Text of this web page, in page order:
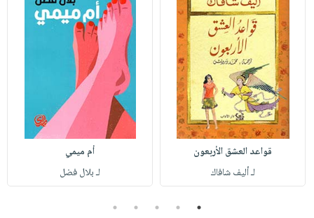
قواعد العشق الأربعون
لـ أليف شافاك
أم ميمي
لـ بلال فضل
1
2
3
4
5